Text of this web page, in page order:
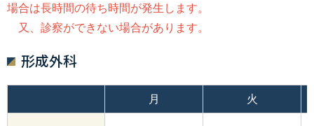
場合は長時間の待ち時間が発生します。
又、診察ができない場合があります。
形成外科
月 火